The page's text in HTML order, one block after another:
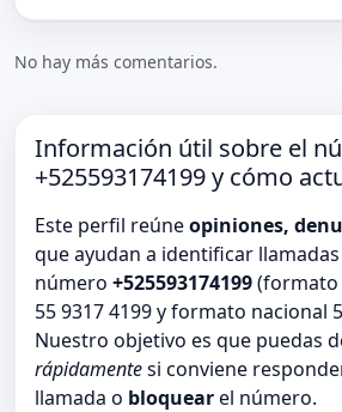
No hay más comentarios.
Información útil sobre el
+525593174199 y cómo
Este perfil reúneopiniones,
que ayudan a identificar
número +525593174199(formato
55 9317 4199 y formato nacional
Nuestro objetivo es que puedas
rápidamentesi conviene
llamada o bloquearel número.